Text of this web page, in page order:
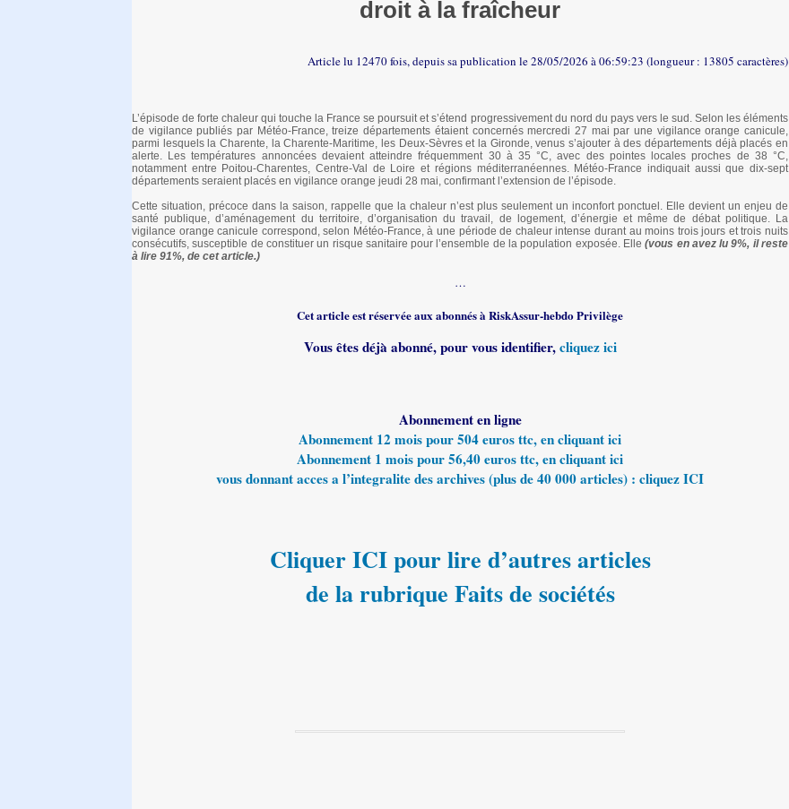
droit à la fraîcheur
Article lu 12470 fois, depuis sa publication le 28/05/2026 à 06:59:23 (longueur : 13805 caractères)
L’épisode de forte chaleur qui touche la France se poursuit et s’étend progressivement du nord du pays vers le sud. Selon les éléments
de vigilance publiés par Météo-France, treize départements étaient concernés mercredi 27 mai par une vigilance orange canicule,
parmi lesquels la Charente, la Charente-Maritime, les Deux-Sèvres et la Gironde, venus s’ajouter à des départements déjà placés en
alerte. Les températures annoncées devaient atteindre fréquemment 30 à 35 °C, avec des pointes locales proches de 38 °C,
notamment entre Poitou-Charentes, Centre-Val de Loire et régions méditerranéennes. Météo-France indiquait aussi que dix-sept
départements seraient placés en vigilance orange jeudi 28 mai, confirmant l’extension de l’épisode.
Cette situation, précoce dans la saison, rappelle que la chaleur n’est plus seulement un inconfort ponctuel. Elle devient un enjeu de
santé publique, d’aménagement du territoire, d’organisation du travail, de logement, d’énergie et même de débat politique. La
vigilance orange canicule correspond, selon Météo-France, à une période de chaleur intense durant au moins trois jours et trois nuits
consécutifs, susceptible de constituer un risque sanitaire pour l’ensemble de la population exposée. Elle(vous en avez lu 9%, il reste
à lire 91%, de cet article.)
…
Cet article est réservée aux abonnés à RiskAssur-hebdo Privilège
Vous êtes déjà abonné, pour vous identifier,cliquez ici
Abonnement en ligne
Abonnement 12 mois pour 504 euros ttc, en cliquant ici
Abonnement 1 mois pour 56,40 euros ttc, en cliquant ici
vous donnant acces a l’integralite des archives (plus de 40 000 articles) : cliquez ICI
Cliquer ICI pour lire d’autres articles
de la rubrique Faits de sociétés